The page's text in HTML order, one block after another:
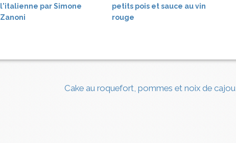
l'italienne par Simone
Zanoni
petits pois et sauce au vin
rouge
Cake au roquefort, pommes et noix de cajou